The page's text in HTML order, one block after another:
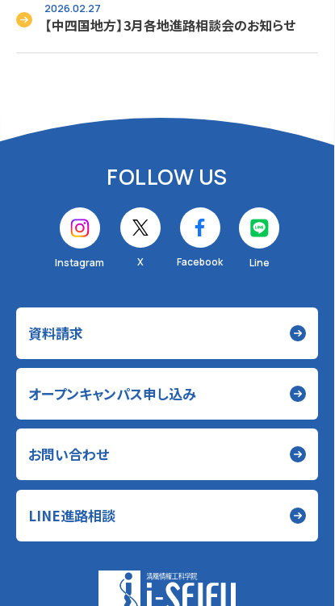
2026.02.27
【中四国地方】3月各地進路相談会のお知らせ
FOLLOW US
Instagram X Facebook Line
資料請求
オープンキャンパス申し込み
お問い合わせ
LINE進路相談